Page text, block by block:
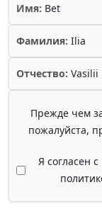
Имя: Bet
Фамилия: Ilia
Отчество: Vasilii
Прежде чем
пожалуйста,
Я согласен